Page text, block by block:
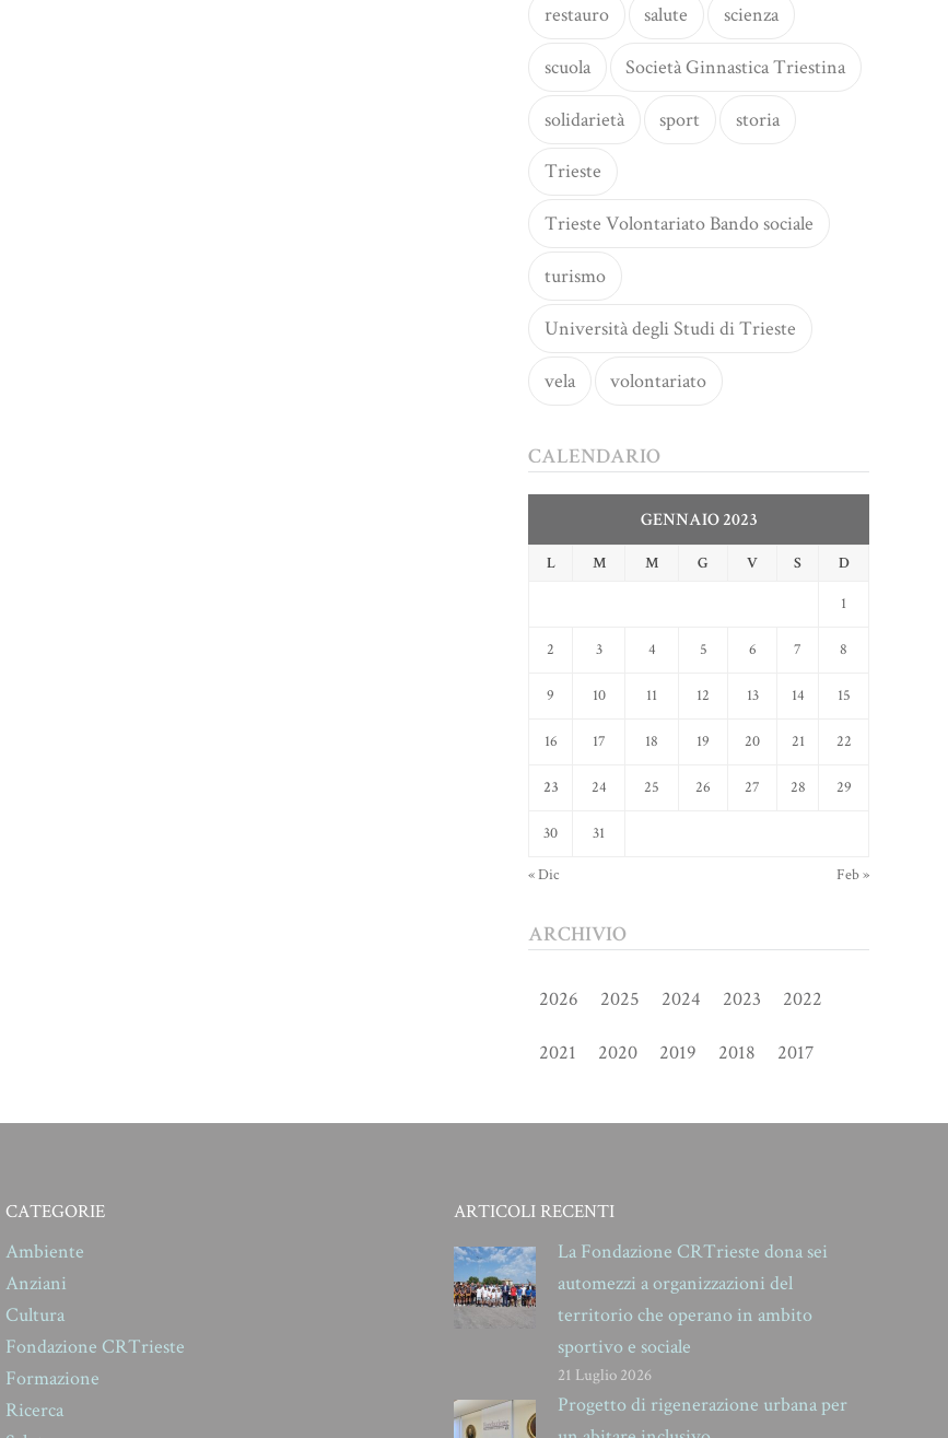
restauro salute scienza
scuola Società Ginnastica Triestina
solidarietà sport storia
Trieste
Trieste Volontariato Bando sociale
turismo
Università degli Studi di Trieste
vela volontariato
CALENDARIO
GENNAIO 2023
L M M G V S D
1
2 3 4 5 6 7 8
9 10 11 12 13 14 15
16 17 18 19 20 21 22
23 24 25 26 27 28 29
30 31
« Dic Feb »
ARCHIVIO
2026 2025 2024 2023 2022
2021 2020 2019 2018 2017
CATEGORIE
Ambiente
Anziani
Cultura
Fondazione CRTrieste
Formazione
Ricerca
ARTICOLI RECENTI
La Fondazione CRTrieste dona sei
automezzi a organizzazioni del
territorio che operano in ambito
sportivo e sociale
21 Luglio 2026
Progetto di rigenerazione urbana per